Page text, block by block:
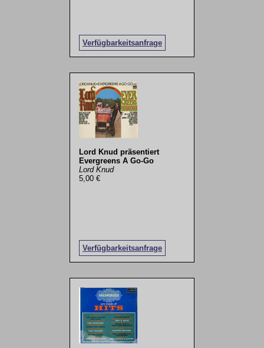
Verfügbarkeitsanfrage
Lord Knud präsentiert
Evergreens A Go-Go
Lord Knud
5,00 €
Verfügbarkeitsanfrage